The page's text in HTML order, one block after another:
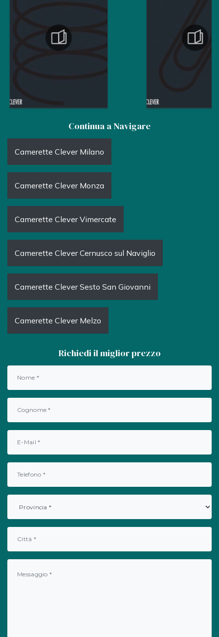
Continua a Navigare
Camerette Clever Milano
Camerette Clever Monza
Camerette Clever Vimercate
Camerette Clever Cernusco sul Naviglio
Camerette Clever Sesto San Giovanni
Camerette Clever Melzo
Richiedi il miglior prezzo